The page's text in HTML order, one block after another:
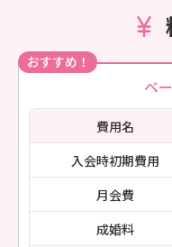
おすすめ！
ベ
費用名
入会時初期費用
月会費
成婚料